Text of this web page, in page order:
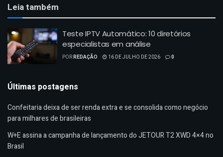
Leia também
Teste IPTV Automático: 10 diretórios
especialistas em análise
PORREDAÇÃO 16 DE JULHO DE 2026 0
Últimas postagens
Confeitaria deixa de ser renda extra e se consolida como negócio
para milhares de brasileiras
W+E assina a campanha de lançamento do JETOUR T2 XWD 4×4 no
Brasil